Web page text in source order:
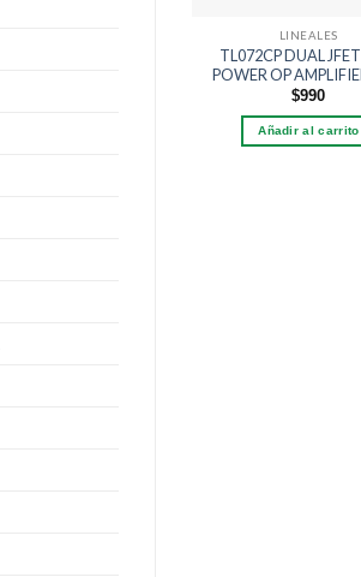
LINEALES
TL072CP DUAL
POWER OP
$990
Añadir al carrito